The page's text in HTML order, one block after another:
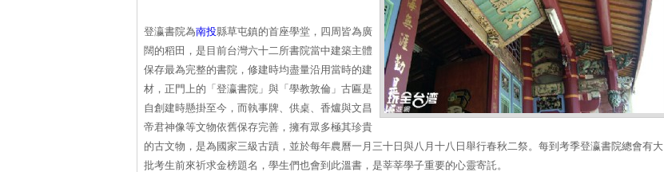
登瀛書院為南投縣草屯鎮的首座學堂，四周皆為廣
闊的稻田，是目前台灣六十二所書院當中建築主體
保存最為完整的書院，修建時均盡量沿用當時的建
材，正門上的「登瀛書院」與「學教敦倫」古匾是
自創建時懸掛至今，而執事牌、供桌、香爐與文昌
帝君神像等文物依舊保存完善，擁有眾多極其珍貴
的古文物，是為國家三級古蹟，並於每年農曆一月三十日與八月十八日舉行春秋二祭。每到考季登瀛書院總會有大
批考生前來祈求金榜題名，學生們也會到此溫書，是莘莘學子重要的心靈寄託。